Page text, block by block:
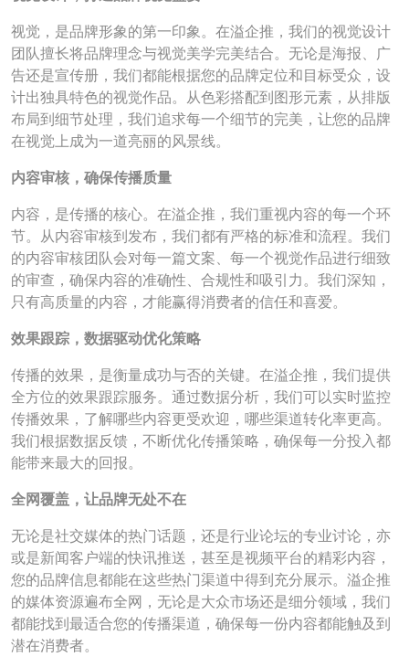
视觉，是品牌形象的第一印象。在溢企推，我们的视觉设计
团队擅长将品牌理念与视觉美学完美结合。无论是海报、广
告还是宣传册，我们都能根据您的品牌定位和目标受众，设
计出独具特色的视觉作品。从色彩搭配到图形元素，从排版
布局到细节处理，我们追求每一个细节的完美，让您的品牌
在视觉上成为一道亮丽的风景线。
内容审核，确保传播质量
内容，是传播的核心。在溢企推，我们重视内容的每一个环
节。从内容审核到发布，我们都有严格的标准和流程。我们
的内容审核团队会对每一篇文案、每一个视觉作品进行细致
的审查，确保内容的准确性、合规性和吸引力。我们深知，
只有高质量的内容，才能赢得消费者的信任和喜爱。
效果跟踪，数据驱动优化策略
传播的效果，是衡量成功与否的关键。在溢企推，我们提供
全方位的效果跟踪服务。通过数据分析，我们可以实时监控
传播效果，了解哪些内容更受欢迎，哪些渠道转化率更高。
我们根据数据反馈，不断优化传播策略，确保每一分投入都
能带来最大的回报。
全网覆盖，让品牌无处不在
无论是社交媒体的热门话题，还是行业论坛的专业讨论，亦
或是新闻客户端的快讯推送，甚至是视频平台的精彩内容，
您的品牌信息都能在这些热门渠道中得到充分展示。溢企推
的媒体资源遍布全网，无论是大众市场还是细分领域，我们
都能找到最适合您的传播渠道，确保每一份内容都能触及到
潜在消费者。